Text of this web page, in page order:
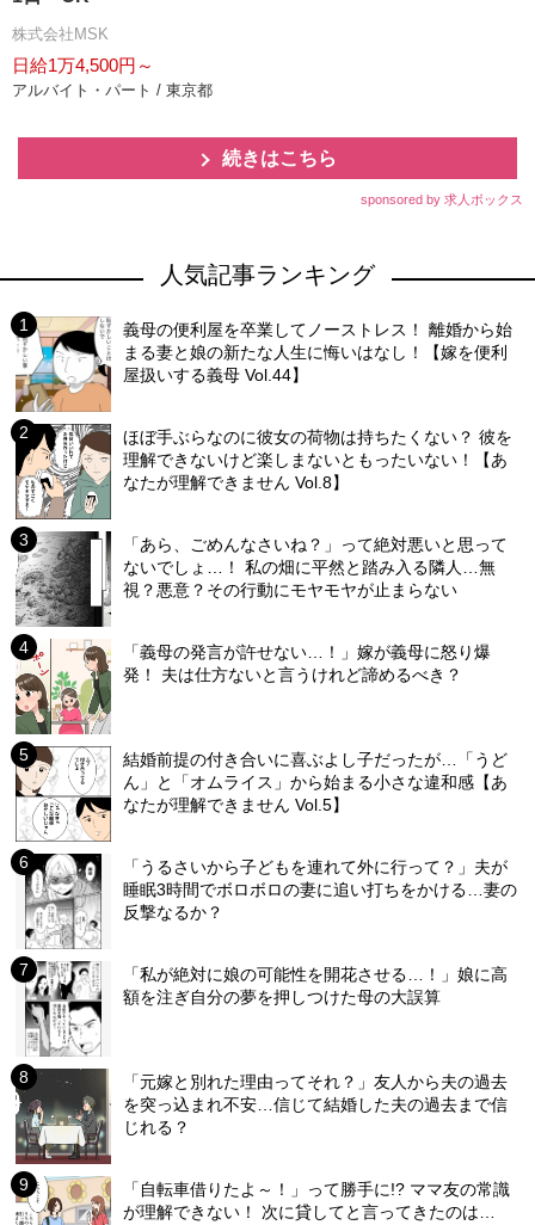
株式会社MSK
日給1万4,500円～
アルバイト・パート / 東京都
続きはこちら
sponsored by 求人ボックス
人気記事ランキング
義母の便利屋を卒業してノーストレス！ 離婚から始
まる妻と娘の新たな人生に悔いはなし！【嫁を便利
屋扱いする義母 Vol.44】
ほぼ手ぶらなのに彼女の荷物は持ちたくない？ 彼を
理解できないけど楽しまないともったいない！【あ
なたが理解できません Vol.8】
「あら、ごめんなさいね？」って絶対悪いと思って
ないでしょ…！ 私の畑に平然と踏み入る隣人…無
視？悪意？その行動にモヤモヤが止まらない
「義母の発言が許せない…！」嫁が義母に怒り爆
発！ 夫は仕方ないと言うけれど諦めるべき？
結婚前提の付き合いに喜ぶよし子だったが…「うど
ん」と「オムライス」から始まる小さな違和感【あ
なたが理解できません Vol.5】
「うるさいから子どもを連れて外に行って？」夫が
睡眠3時間でボロボロの妻に追い打ちをかける…妻の
反撃なるか？
「私が絶対に娘の可能性を開花させる…！」娘に高
額を注ぎ自分の夢を押しつけた母の大誤算
「元嫁と別れた理由ってそれ？」友人から夫の過去
を突っ込まれ不安…信じて結婚した夫の過去まで信
じれる？
「自転車借りたよ～！」って勝手に!? ママ友の常識
が理解できない！ 次に貸してと言ってきたのは…